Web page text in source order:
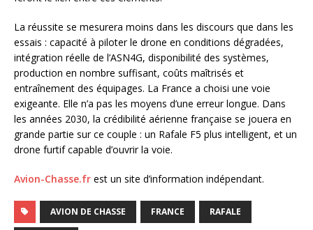
La réussite se mesurera moins dans les discours que dans les
essais : capacité à piloter le drone en conditions dégradées,
intégration réelle de l’ASN4G, disponibilité des systèmes,
production en nombre suffisant, coûts maîtrisés et
entraînement des équipages. La France a choisi une voie
exigeante. Elle n’a pas les moyens d’une erreur longue. Dans
les années 2030, la crédibilité aérienne française se jouera en
grande partie sur ce couple : un Rafale F5 plus intelligent, et un
drone furtif capable d’ouvrir la voie.
Avion-Chasse.fr est un site d’information indépendant.
AVION DE CHASSE FRANCE RAFALE